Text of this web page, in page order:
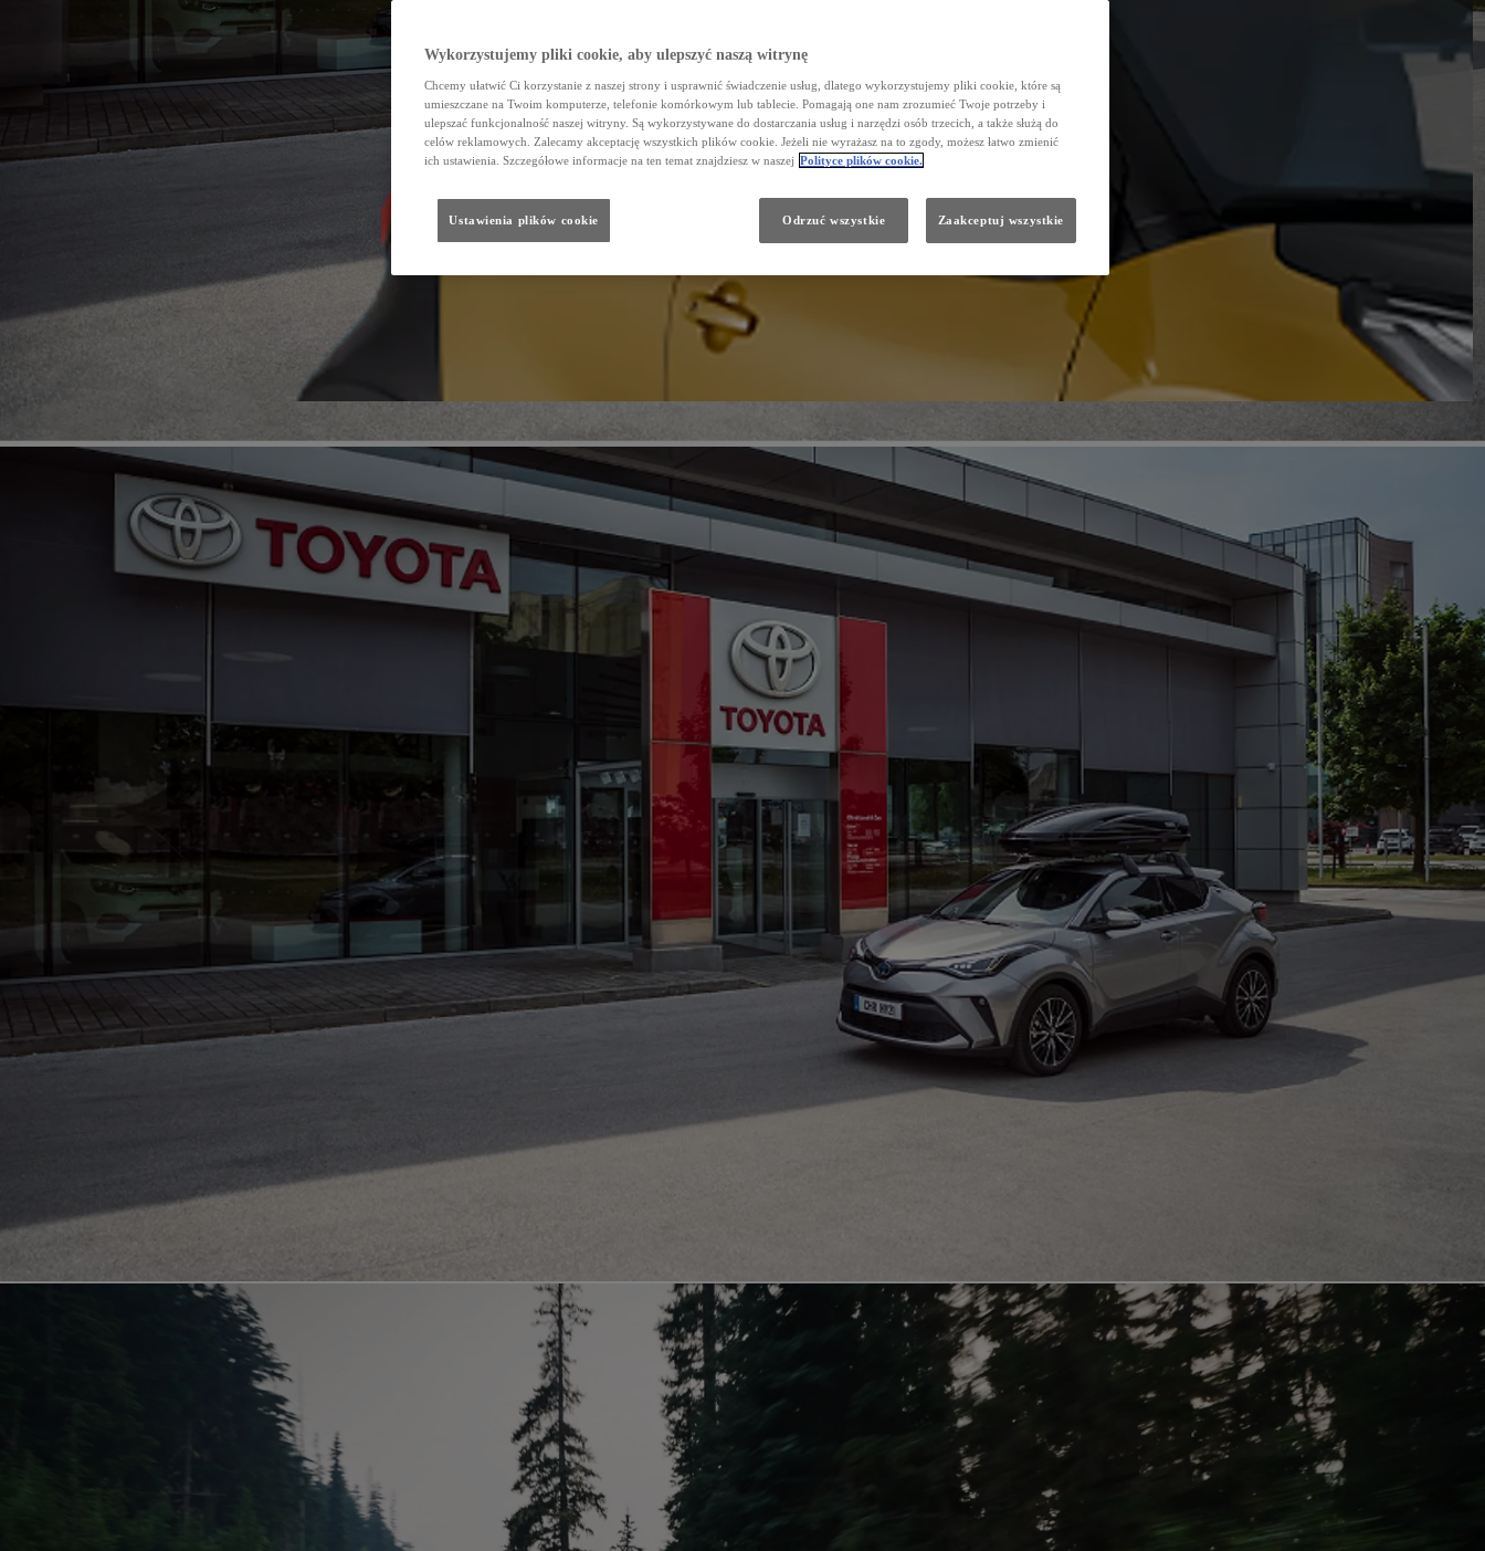
Wykorzystujemy pliki cookie, aby ulepszyć naszą witrynę
Chcemy ułatwić Ci korzystanie z naszej strony i usprawnić świadczenie usług, dlatego wykorzystujemy pliki cookie, które są
umieszczane na Twoim komputerze, telefonie komórkowym lub tablecie. Pomagają one nam zrozumieć Twoje potrzeby i
ulepszać funkcjonalność naszej witryny. Są wykorzystywane do dostarczania usług i narzędzi osób trzecich, a także służą do
celów reklamowych. Zalecamy akceptację wszystkich plików cookie. Jeżeli nie wyrażasz na to zgody, możesz łatwo zmienić
ich ustawienia. Szczegółowe informacje na ten temat znajdziesz w naszej Polityce plików cookie.
Ustawienia plików cookie Odrzuć wszystkie Zaakceptuj wszystkie